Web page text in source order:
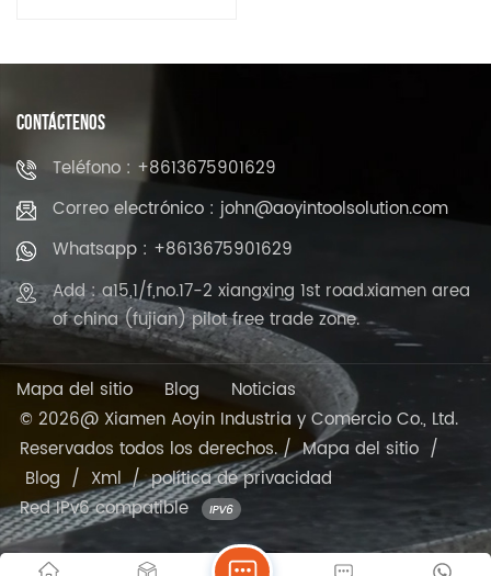
CONTÁCTENOS
Teléfono : +8613675901629
Correo electrónico : john@aoyintoolsolution.com
Whatsapp : +8613675901629
Add : a15,1/f,no.17-2 xiangxing 1st road.xiamen area
of china (fujian) pilot free trade zone.
Mapa del sitio Blog
Noticias
© 2026@ Xiamen Aoyin Industria y Comercio Co., Ltd.
Reservados todos los derechos. /Mapa del sitio /
Blog / Xml/política de privacidad
Red IPv6 compatible